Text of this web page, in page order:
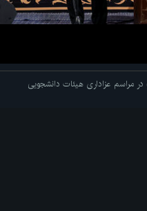
مراسم عزاداری هیئات دانشجویی